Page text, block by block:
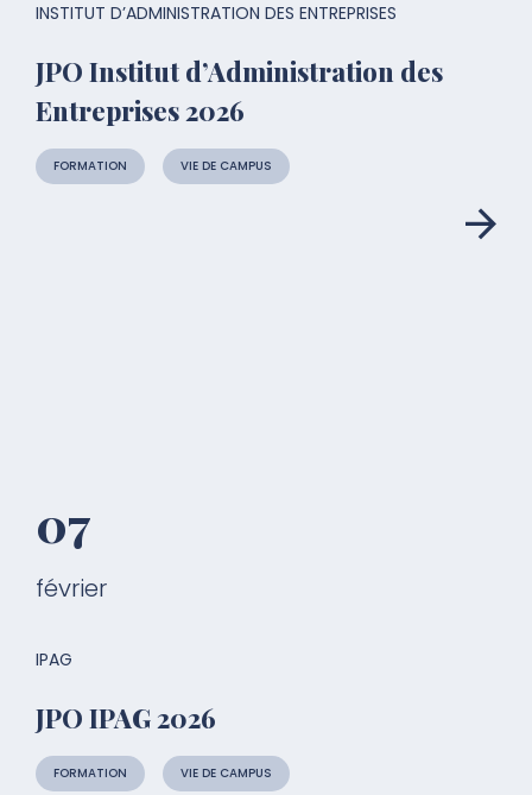
JPO Institut d’Administration des
Entreprises 2026
FORMATION VIE DE CAMPUS
INSTITUT D’ADMINISTRATION DES ENTREPRISES
07
février
JPO IPAG 2026
FORMATION VIE DE CAMPUS
IPAG